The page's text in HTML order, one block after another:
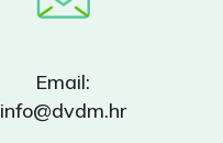
Email:
info@dvdm.hr